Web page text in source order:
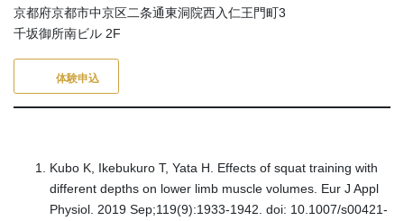
京都府京都市中京区二条通東洞院西入仁王門町3
千坂御所南ビル 2F
体験申込
Kubo K, Ikebukuro T, Yata H. Effects of squat training with
different depths on lower limb muscle volumes. Eur J Appl
Physiol. 2019 Sep;119(9):1933-1942. doi: 10.1007/s00421-